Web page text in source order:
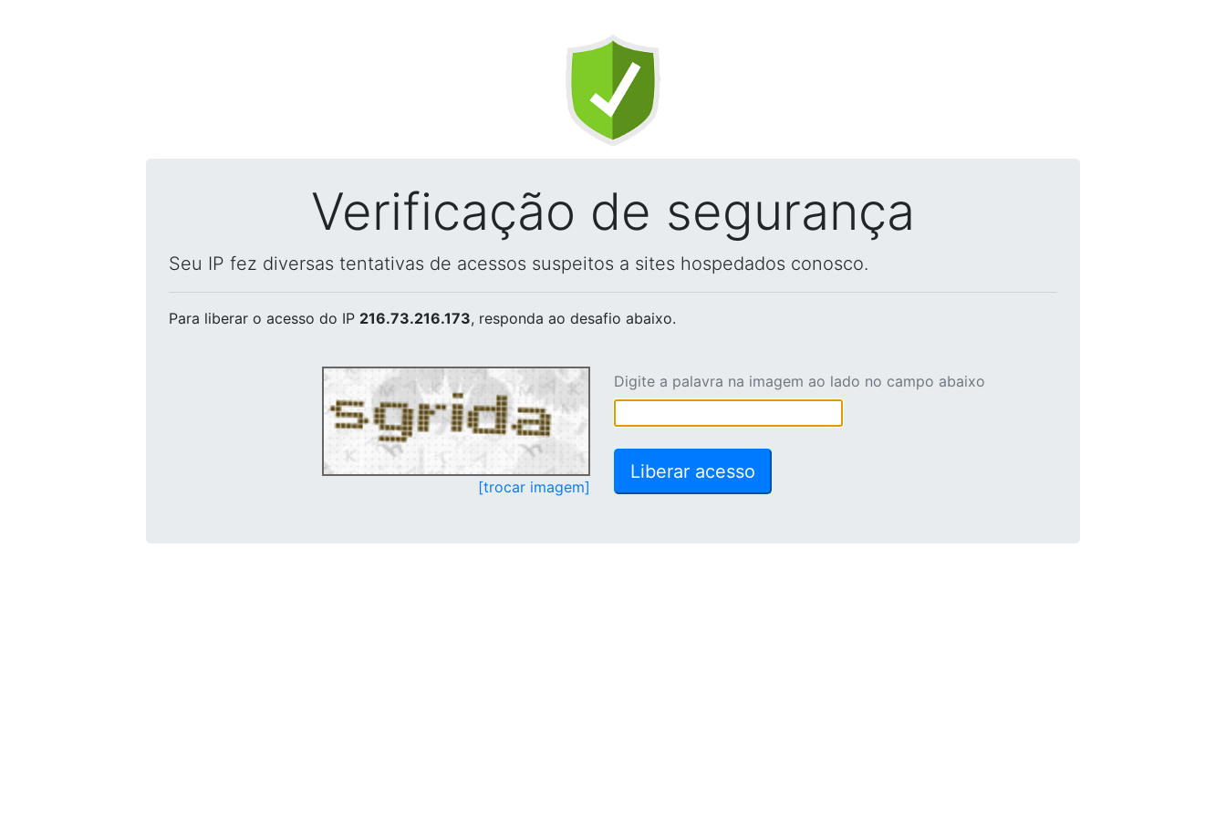
Verificação de segurança
Seu IP fez diversas tentativas de acessos suspeitos a sites hospedados conosco.
Para liberar o acesso do IP 216.73.216.173, responda ao desafio abaixo.
[trocar imagem]
Digite a palavra na imagem ao lado no campo abaixo